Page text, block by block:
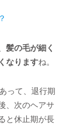
髪の毛が細く
なりますね。
って、退行期
、次のヘアサ
と休止期が長